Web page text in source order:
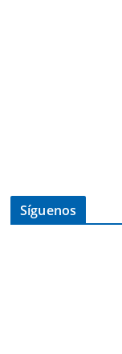
Síguenos